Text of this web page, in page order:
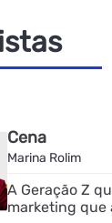
Cena
Marina Rolim
A Geração Z
marketing que